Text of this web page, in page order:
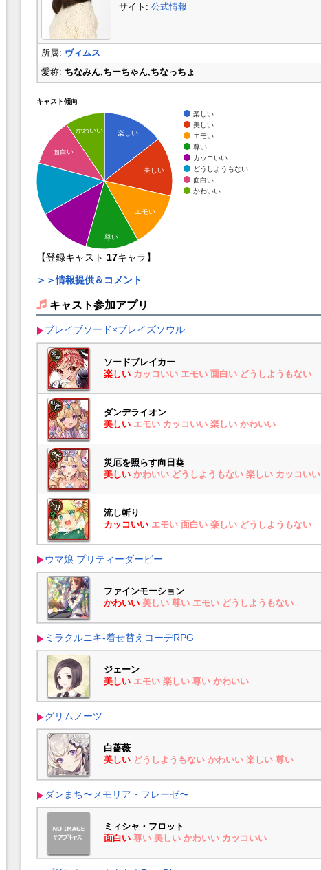
サイト: 公式情報
所属: ヴィムス
愛称: ちなみん,ちーちゃん,ちなっちょ
キャスト傾向
楽しい
美しい
エモい
尊い
カッコいい
どうしようもない
面白い
かわいい
楽しい
美しい
エモい
かわいい
面白い
尊い
【登録キャスト 17キャラ】
＞＞情報提供＆コメント
キャスト参加アプリ
ブレイブソード×ブレイズソウル
ソードブレイカー
楽しい カッコいい エモい 面白い どうしようもない
ダンデライオン
美しい エモい カッコいい 楽しい かわいい
災厄を照らす向日葵
美しい かわいい どうしようもない 楽しい カッコいい
流し斬り
カッコいい エモい 面白い 楽しい どうしようもない
ウマ娘 プリティーダービー
ファインモーション
かわいい 美しい 尊い エモい どうしようもない
ミラクルニキ-着せ替えコーデRPG
ジェーン
美しい エモい 楽しい 尊い かわいい
グリムノーツ
白薔薇
美しい どうしようもない かわいい 楽しい 尊い
ダンまち〜メモリア・フレーゼ〜
ミィシャ・フロット
面白い 尊い 美しい かわいい カッコいい